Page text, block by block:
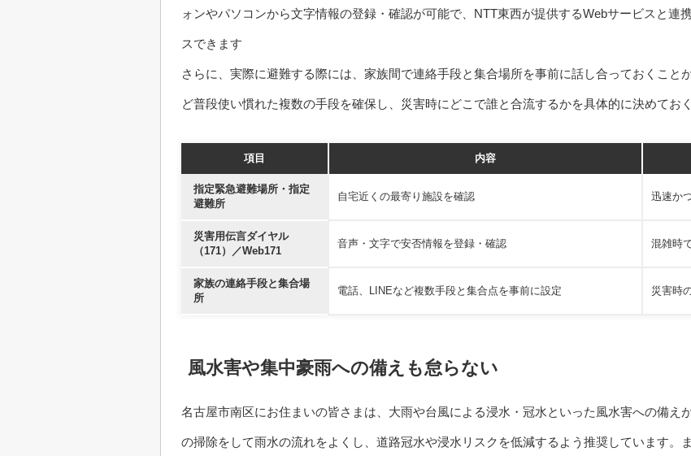
ォンやパソコンから文字情報の登録・確認が可能で、NTT東西が提供するWebサービスと連
スできます
さらに、実際に避難する際には、家族間で連絡手段と集合場所を事前に話し合っておくこと
ど普段使い慣れた複数の手段を確保し、災害時にどこで誰と合流するかを具体的に決めてお
項目 内容
指定緊急避難場所・指定
避難所
自宅近くの最寄り施設を確認 迅速か
災害用伝言ダイヤル
（171）／Web171
音声・文字で安否情報を登録・確認 混雑時
家族の連絡手段と集合場
所
電話、LINEなど複数手段と集合点を事前に設定 災害時
風水害や集中豪雨への備えも怠らない
名古屋市南区にお住まいの皆さまは、大雨や台風による浸水・冠水といった風水害への備え
の掃除をして雨水の流れをよくし、道路冠水や浸水リスクを低減するよう推奨しています。